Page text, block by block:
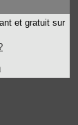
et gratuit sur